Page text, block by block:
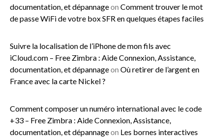
documentation, et dépannageon Comment trouver le mot
de passe WiFi de votre box SFR en quelques étapes faciles
Suivre la localisation de l’iPhone de mon fils avec
iCloud.com – Free Zimbra : Aide Connexion, Assistance,
documentation, et dépannageon Où retirer de l’argent en
France avec la carte Nickel ?
Comment composer un numéro international avec le code
+33 – Free Zimbra : Aide Connexion, Assistance,
documentation, et dépannageon Les bornes interactives